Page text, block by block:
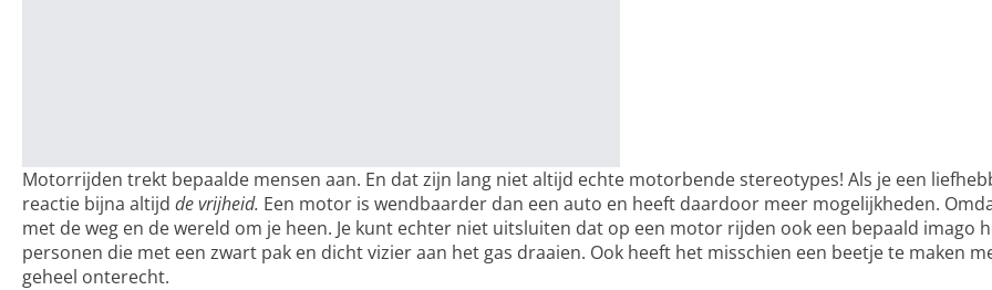
Motorrijden trekt bepaalde mensen aan. En dat zijn lang niet altijd echte motorbende stereotypes! Als je een
reactie bijna altijd de vrijheid. Een motor is wendbaarder dan een auto en heeft daardoor meer mogelijkheden.
met de weg en de wereld om je heen. Je kunt echter niet uitsluiten dat op een motor rijden ook een bepaald imago
personen die met een zwart pak en dicht vizier aan het gas draaien. Ook heeft het misschien een beetje te maken
geheel onterecht.